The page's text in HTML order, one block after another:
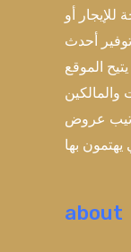
للإيجار أو
أحدث
الموقع
عروض
about